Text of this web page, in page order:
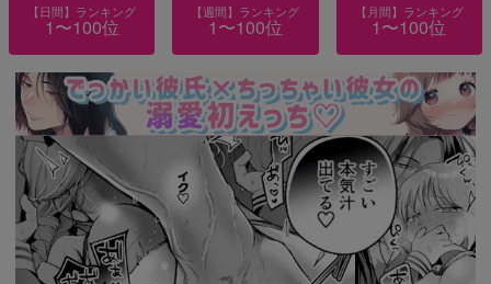
【日間】ランキング
1〜100位
【週間】ランキング
1〜100位
【月間】ランキング
1〜100位